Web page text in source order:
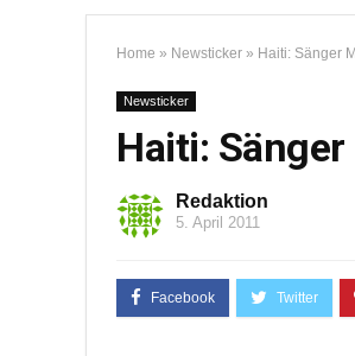
Home » Newsticker » Haiti: Sänger
Newsticker
Haiti:
Redaktion
5. April 2011